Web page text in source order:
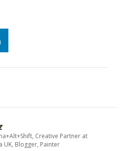
Creative Partner at
UK, Blogger, Painter